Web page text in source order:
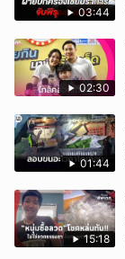
03:44
02:30
01:44
15:18